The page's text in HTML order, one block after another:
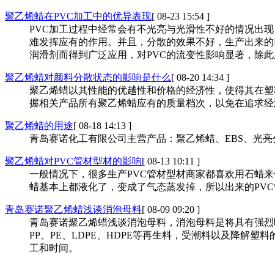
聚乙烯蜡在PVC加工中的优异表现[ 08-23 15:54 ]
PVC加工过程中经常会有不光亮与光滑性不好的情况出
难发挥应有的作用。并且，分散的效果不好，生产出来
润滑剂而得到广泛应用，对PVC的流变性影响显著，除
聚乙烯蜡对颜料分散状态的影响是什么[ 08-20 14:34 ]
聚乙烯蜡以其性能的优越性和价格的经济性，使得其在
握相关产品所有聚乙烯蜡应有的质量档次，以免在追求
聚乙烯蜡的用途[ 08-18 14:13 ]
青岛赛诺化工有限公司主营产品：聚乙烯蜡、EBS、光
聚乙烯蜡对PVC管材型材的影响[ 08-13 10:11 ]
一般情况下，很多生产PVC管材型材商家都喜欢用石蜡
蜡基本上都液化了，变成了气态蒸发掉，所以出来的
青岛赛诺聚乙烯蜡浅谈消泡母料[ 08-09 09:20 ]
青岛赛诺聚乙烯蜡浅谈消泡母料，消泡母料是将具有强
PP、PE、LDPE、HDPE等再生料，受潮料以及降解塑
工和时间。